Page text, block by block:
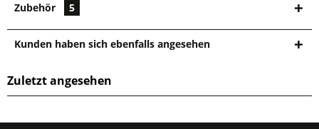
Zubehör 5
Kunden haben sich ebenfalls angesehen
Zuletzt angesehen